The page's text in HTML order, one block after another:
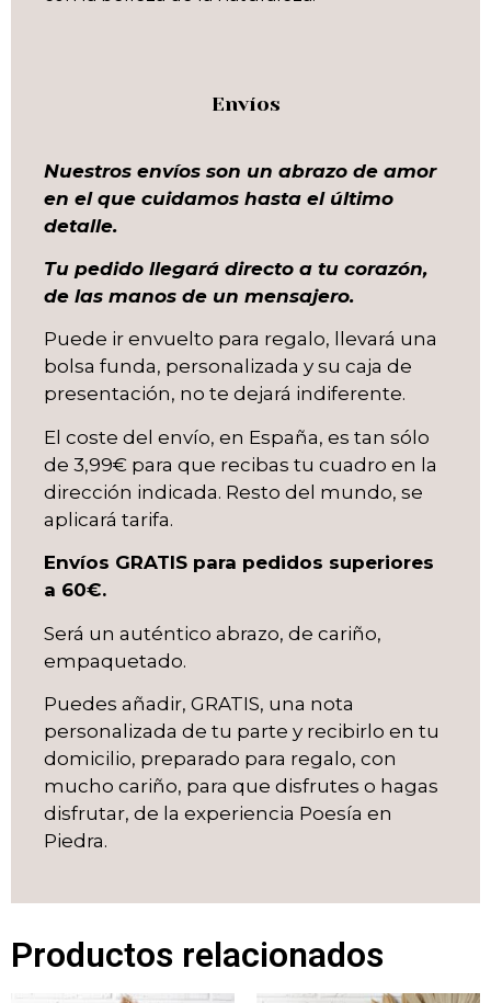
Envíos
Nuestros envíos son un abrazo de amor
en el que cuidamos hasta el último
detalle.
Tu pedido llegará directo a tu corazón,
de las manos de un mensajero.
Puede ir envuelto para regalo, llevará una
bolsa funda, personalizada y su caja de
presentación, no te dejará indiferente.
El coste del envío, en España, es tan sólo
de 3,99€ para que recibas tu cuadro en la
dirección indicada. Resto del mundo, se
aplicará tarifa.
Envíos GRATIS para pedidos superiores
a 60€.
Será un auténtico abrazo, de cariño,
empaquetado.
Puedes añadir, GRATIS, una nota
personalizada de tu parte y recibirlo en tu
domicilio, preparado para regalo, con
mucho cariño, para que disfrutes o hagas
disfrutar, de la experiencia Poesía en
Piedra.
Productos relacionados